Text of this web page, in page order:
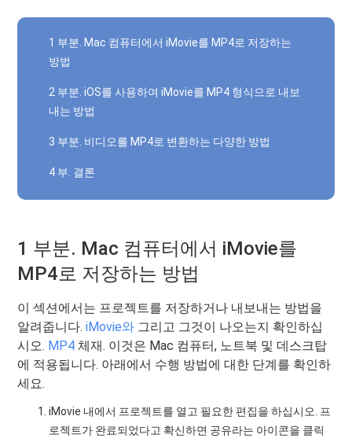
1 부분. Mac 컴퓨터에서 iMovie를 MP4로 저장하는
방법
2 부분. iOS를 사용하여 iMovie를 MP4 형식으로 내보
내는 방법
3 부분. 비디오를 MP4로 변환하는 다양한 방법
4 부. 결론
1 부분. Mac 컴퓨터에서 iMovie를
MP4로 저장하는 방법
이 섹션에서는 프로젝트를 저장하거나 내보내는 방법을
알려줍니다.iMovie와 그리고 그것이 나오는지 확인하십
시오. MP4 체재. 이것은 Mac 컴퓨터, 노트북 및 데스크탑
에 적용됩니다. 아래에서 수행 방법에 대한 단계를 확인하
세요.
iMovie 내에서 프로젝트를 열고 필요한 편집을 하십시오. 프
로젝트가 완료되었다고 확신하면 공유라는 아이콘을 클릭